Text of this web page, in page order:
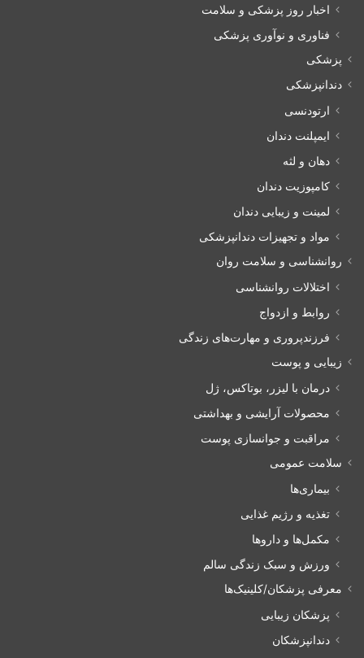
اخبار روز پزشکی و سلامت
فناوری و نوآوری پزشکی
پزشکی
دندانپزشکی
ارتودنسی
ایمپلنت دندان
دهان و لثه
کامپوزیت دندان
لمینت و زیبایی دندان
مواد و تجهیزات دندانپزشکی
روانشناسی و سلامت روان
اختلالات روانشناسی
روابط و ازدواج
فرزندپروری و مهارت‌های زندگی
زیبایی و پوست
درمان با لیزر، بوتاکس، ژل
محصولات آرایشی و بهداشتی
مراقبت و جوانسازی پوست
سلامت عمومی
بیماری‌ها
تغذیه و رژیم غذایی
مکمل‌ها و داروها
ورزش و سبک زندگی سالم
معرفی پزشکان/کلینیک‌ها
پزشکان زیبایی
دندانپزشکان